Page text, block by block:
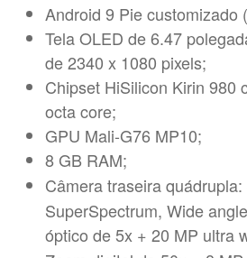
Android 9 Pie customizado
Tela OLED de 6.47
de 2340 x 1080 pixels;
Chipset HiSilicon Kirin 980
octa core;
GPU Mali-G76 MP10;
8GB RAM;
Câmera traseira quádrupla:
SuperSpectrum, Wide
óptico de 5x + 20 MP ultra